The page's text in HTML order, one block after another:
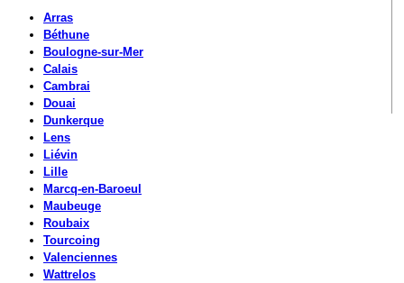
Arras
Béthune
Boulogne-sur-Mer
Calais
Cambrai
Douai
Dunkerque
Lens
Liévin
Lille
Marcq-en-Baroeul
Maubeuge
Roubaix
Tourcoing
Valenciennes
Wattrelos